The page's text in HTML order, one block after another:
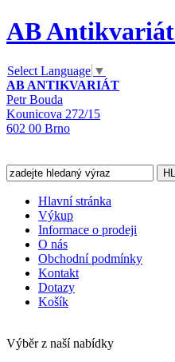
AB Antikvariát
Select Language ▼
AB ANTIKVARIÁT
Petr Bouda
Kounicova 272/15
602 00 Brno
Hlavní stránka
Výkup
Informace o prodeji
O nás
Obchodní podmínky
Kontakt
Dotazy
Košík
Výběr z naší nabídky